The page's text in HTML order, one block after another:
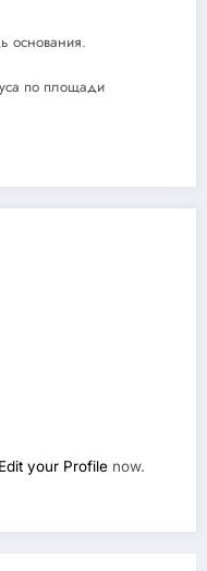
основания.
по площади
Edit your Profile now.